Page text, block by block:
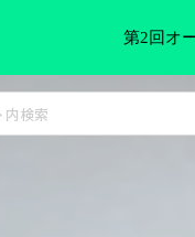
第2回オ